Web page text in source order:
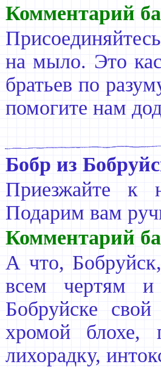
Комментарий
на мыло. Это
братьев по
помогите нам
Бобр из
Приезжайте к
Подарим вам
Комментарий
А что,
всем чертям
Бобруйске
хромой блохе,
лихорадку,